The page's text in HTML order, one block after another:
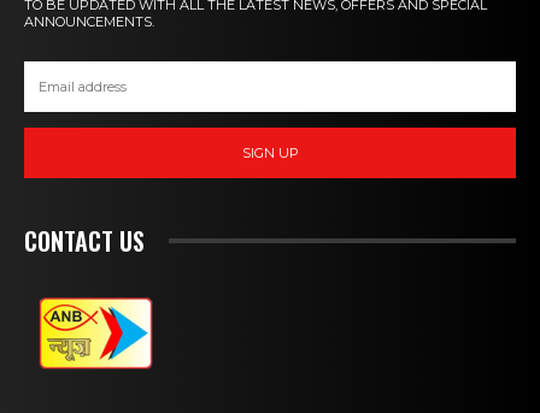
TO BE UPDATED WITH ALL THE LATEST NEWS, OFFERS AND SPECIAL
ANNOUNCEMENTS.
SIGN UP
CONTACT US